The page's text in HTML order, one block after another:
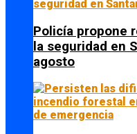
Policía propone
la seguridad en
agosto